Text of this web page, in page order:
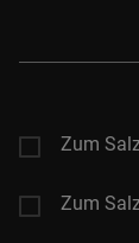
Mail-
Zum
Zum